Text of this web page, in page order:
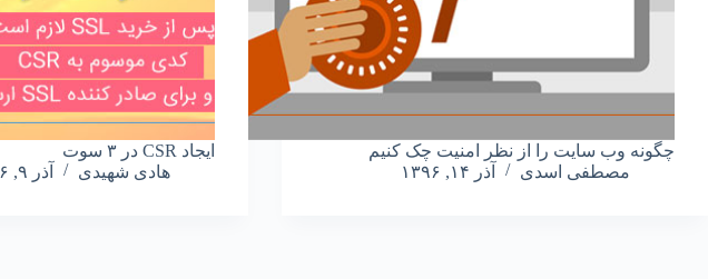
چگونه وب سایت را از نظر امنیت چک کنیم
مصطفی اسدی
آذر ۱۴, ۱۳۹۶
ایجاد CSR در ۳ سوت
هادی شهیدی
آذر ۹, ۱۳۹۶